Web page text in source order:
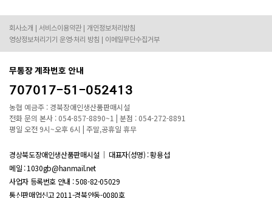
회사소개 서비스이용약관
개인정보처리방침
영상정보처리기기 운영·처리 방침
이메일무단수집거부
무통장 계좌번호 안내
707017-51-052413
농협 예금주 : 경북장애인생산품판매시설
전화 문의 본사 : 054-857-8890~1 | 분점 : 054-272-8891
평일 오전 9시~오후 6시 | 주말,공휴일 휴무
경상북도장애인생산품판매시설
대표자(성명) : 황용섭
메일 : 1030gb@hanmail.net
사업자 등록번호 안내 :508-82-05029
통신판매업신고 2011-경북안동-0080호